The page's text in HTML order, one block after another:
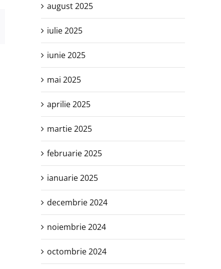
august 2025
iulie 2025
iunie 2025
mai 2025
aprilie 2025
martie 2025
februarie 2025
ianuarie 2025
decembrie 2024
noiembrie 2024
octombrie 2024